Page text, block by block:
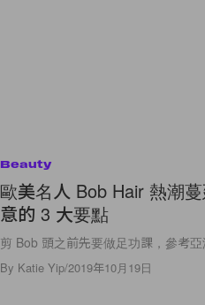
Beauty
歐美名人 Bob Hair 熱潮
意的 3 大要點
剪 Bob 頭之前先要做足功課，參考亞
By Katie Yip/2019年10月19日